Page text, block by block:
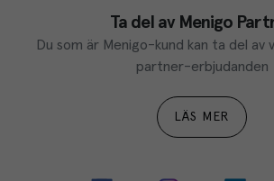
Ta del av Menigo
Du som är Menigo-kund kan ta del av
partner-erbjudanden
LÄS MER